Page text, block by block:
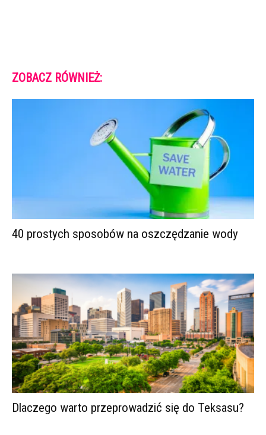
ZOBACZ RÓWNIEŻ:
40 prostych sposobów na oszczędzanie wody
Dlaczego warto przeprowadzić się do Teksasu?